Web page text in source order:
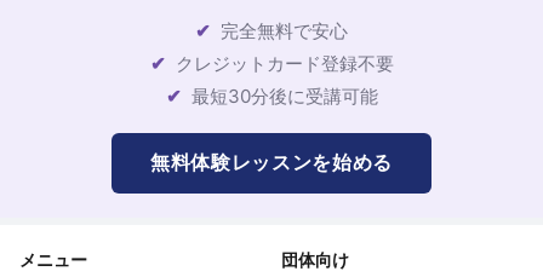
完全無料で安心
クレジットカード登録不要
最短30分後に受講可能
無料体験レッスンを始める
メニュー 団体向け